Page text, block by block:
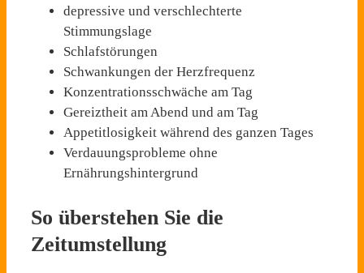
depressive und verschlechterte
Stimmungslage
Schlafstörungen
Schwankungen der Herzfrequenz
Konzentrationsschwäche am Tag
Gereiztheit am Abend und am Tag
Appetitlosigkeit während des ganzen Tages
Verdauungsprobleme ohne
Ernährungshintergrund
So überstehen Sie die
Zeitumstellung